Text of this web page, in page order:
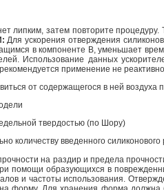
липким, затем повторите
Для ускорения отверждения силиконов
в компоненте В, уменьшает
Использование данных
применение не
от содержащегося в ней воздуха
твердостью (по Шору)
количеству введенного силиконового
на раздир и предела
помощи образующихся в
и частоты использования.